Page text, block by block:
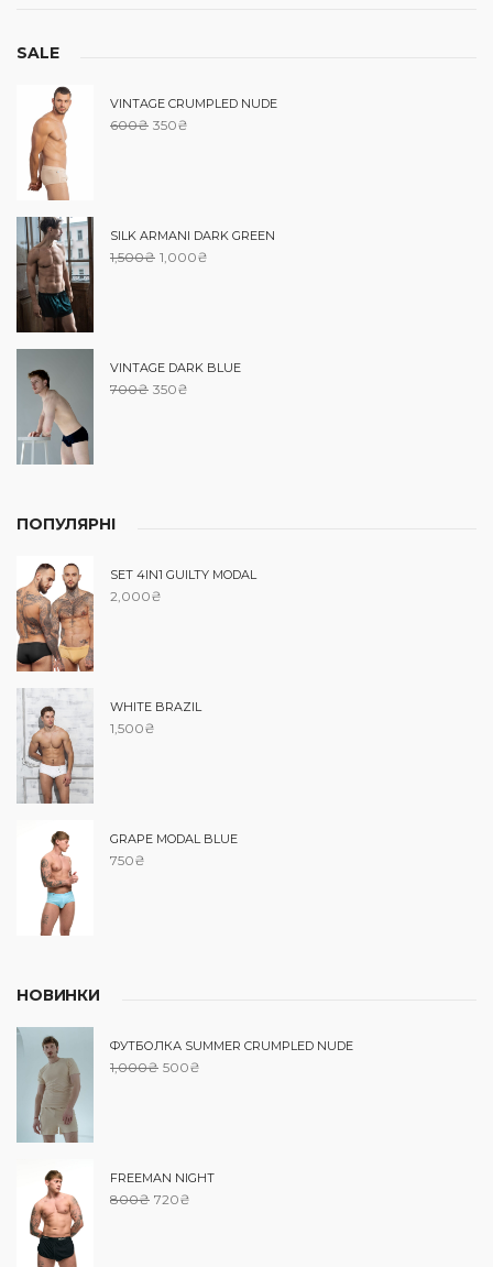
SALE
VINTAGE CRUMPLED NUDE
600₴ 350₴
SILK ARMANI DARK GREEN
1,500₴ 1,000₴
VINTAGE DARK BLUE
700₴ 350₴
ПОПУЛЯРНІ
SET 4IN1 GUILTY MODAL
2,000₴
WHITE BRAZIL
1,500₴
GRAPE MODAL BLUE
750₴
НОВИНКИ
ФУТБОЛКА SUMMER CRUMPLED NUDE
1,000₴ 500₴
FREEMAN NIGHT
800₴ 720₴